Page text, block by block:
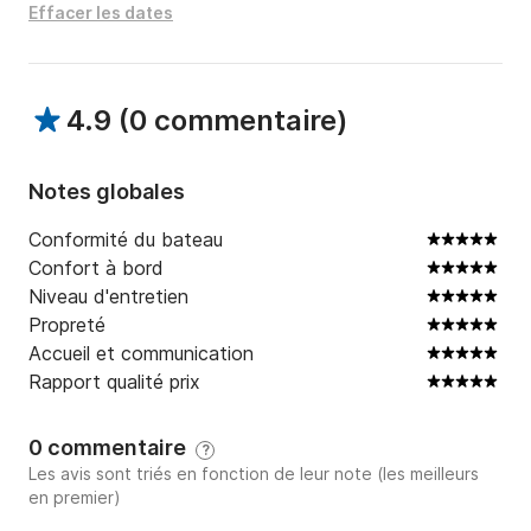
Effacer les dates
4.9 (0 commentaire)
Notes globales
Conformité du bateau
Confort à bord
Niveau d'entretien
Propreté
Accueil et communication
Rapport qualité prix
0 commentaire ?
Les avis sont triés en fonction de leur note (les meilleurs
en premier)